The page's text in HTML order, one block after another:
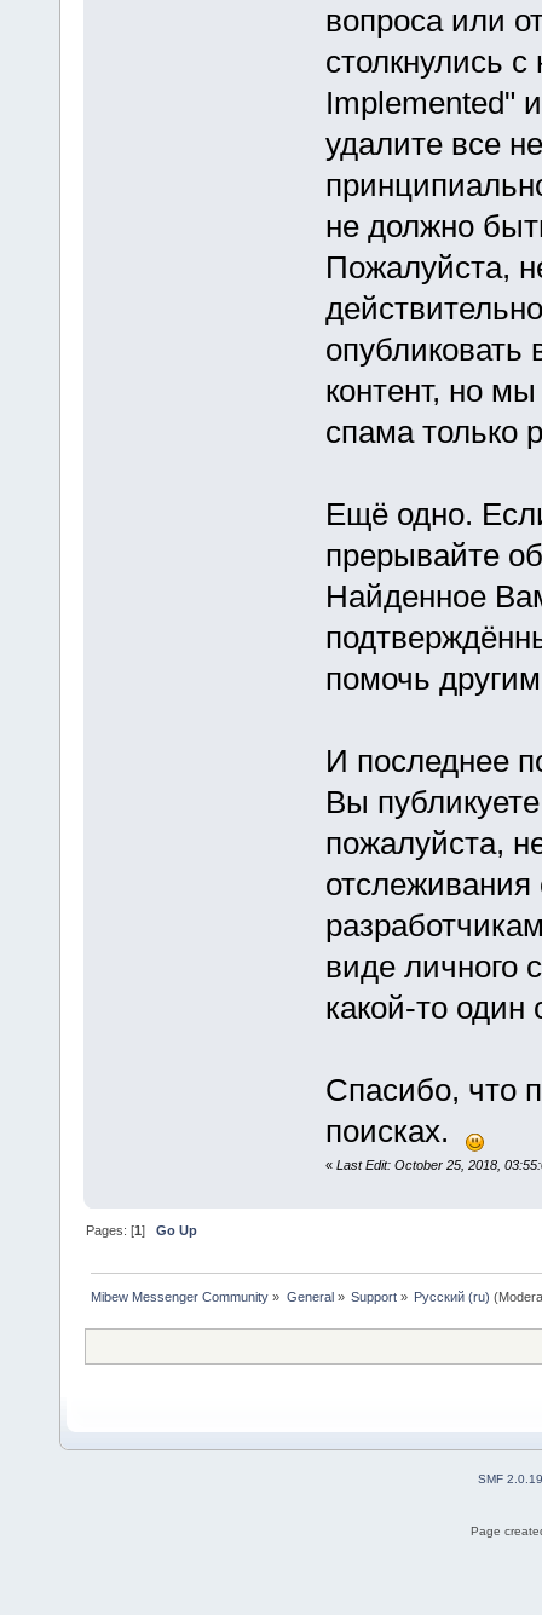
вопроса или
столкнулись
Implemented"
удалите все
не должно
Пожалуйста,
контент, но
спама только
Ещё одно.
прерывайте
Найденное
помочь
И последнее
Вы
пожалуйста,
виде личного
какой-то один
Спасибо, что
поисках.
« Last Edit: October 25, 2018,
Pages: [1]Go Up
Mibew Messenger Community » General» Support» Русский (ru)
SMF 2.0.19
Page